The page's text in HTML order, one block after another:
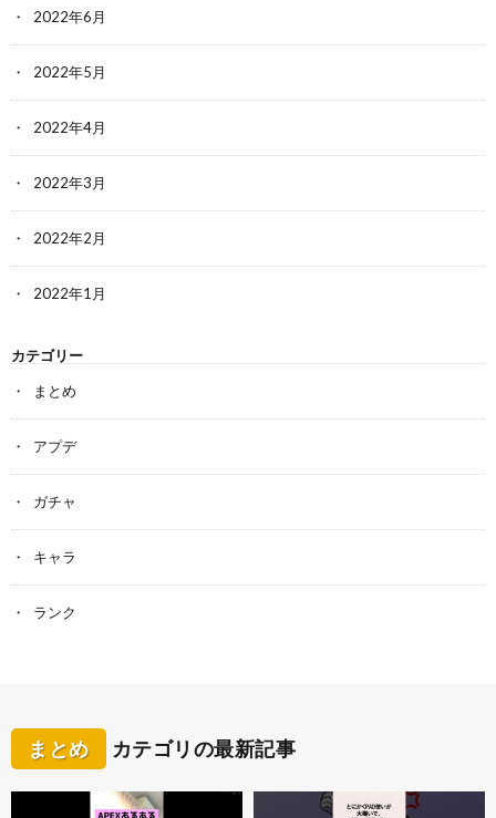
2022年6月
2022年5月
2022年4月
2022年3月
2022年2月
2022年1月
カテゴリー
まとめ
アプデ
ガチャ
キャラ
ランク
まとめ カテゴリの最新記事